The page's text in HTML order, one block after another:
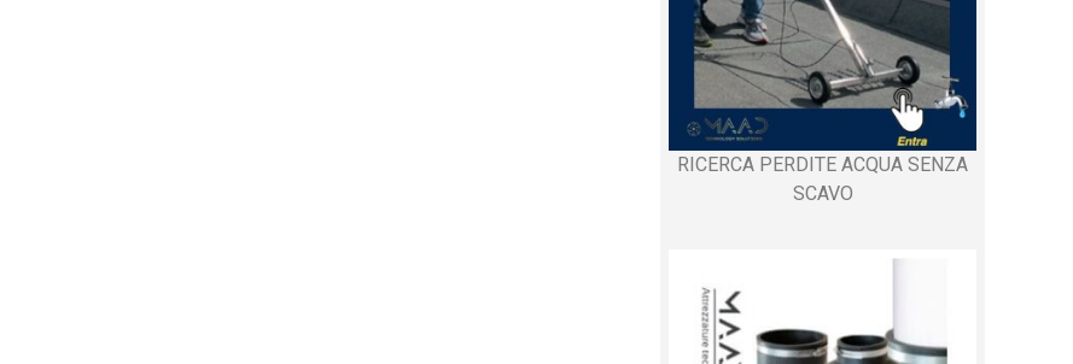
RICERCA PERDITE ACQUA SENZA
SCAVO